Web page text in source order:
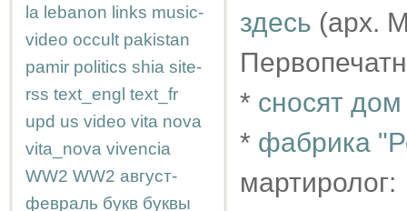
la lebanon links music-
video occult pakistan
pamir politics shia site-
rss text_engl text_fr
upd us video vita nova
vita_nova vivencia
WW2 WW2 август-
февраль букв буквы
здесь (арх.
* сносят
* фабрика
мартиролог: